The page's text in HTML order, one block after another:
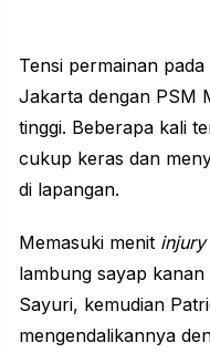
Tensi permainan
Jakarta dengan PSM
tinggi. Beberapa kali
cukup keras dan
di lapangan.
Memasuki menit
lambung sayap
Sayuri, kemudian
mengendalikannya